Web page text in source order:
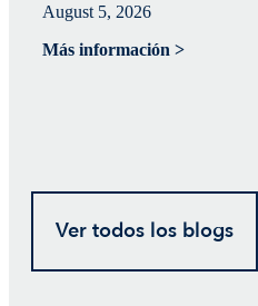
August 5, 2026
Más información >
Ver todos los blogs